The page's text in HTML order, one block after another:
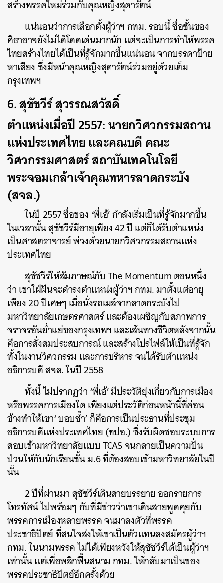
สร้างพรรคใหม่ร่วมกับคุณหญิงสุดารัตน์
แน่นอนว่าการเลือกตั้งผู้ว่าฯ กทม. รอบนี้ ชื่อชั้นของ
ศิธาอาจยังไม่ได้โดดเด่นมากนัก แต่จะเป็นการทำให้พรรค
ไทยสร้างไทยได้เป็นที่รู้จักมากขึ้นแน่นอน จากบรรดาป้าย
หาเสียง ซึ่งมีหน้าคุณหญิงสุดารัตน์ร่วมอยู่ด้วยเต็ม
กรุงเทพฯ
6. สุชัชวีร์ สุวรรณสวัสดิ์
ตำแหน่งเมื่อปี 2557: นายกวิศวกรรมสถาน
แห่งประเทศไทย และคณบดี คณะ
วิศวกรรมศาสตร์ สถาบันเทคโนโลยี
พระจอมเกล้าเจ้าคุณทหารลาดกระบัง
(สจล.)
ในปี 2557 ชื่อของ ‘พี่เอ้’ กำลังเริ่มเป็นที่รู้จักมากขึ้น
ในเวลานั้น สุชัชวีร์มีอายุเพียง 42 ปี แต่ก็ได้รับตำแหน่ง
เป็นศาสตราจารย์ พ่วงด้วยนายกวิศวกรรมสถานแห่ง
ประเทศไทย
สุชัชวีร์ให้สัมภาษณ์กับ The Momentum ตอนหนึ่ง
ว่า เขาใฝ่ฝันจะดำรงตำแหน่งผู้ว่าฯ กทม. มาตั้งแต่อายุ
เพียง 20 ปีเศษๆ เมื่อนั่งรถเมล์จากลาดกระบังไป
มหาวิทยาลัยเกษตรศาสตร์ และต้องเผชิญกับสภาพการ
จราจรอันย่ำแย่ของกรุงเทพฯ และเส้นทางชีวิตหลังจากนั้น
คือการสั่งสมประสบการณ์ และสร้างโปรไฟล์ให้เป็นที่รู้จัก
ทั้งในงานวิศวกรรม และการบริหาร จนได้รับตำแหน่ง
อธิการบดี สจล. ในปี 2558
ทั้งนี้ ไม่ปรากฏว่า ‘พี่เอ้’ มีประวัติยุ่งเกี่ยวกับการเมือง
หรือพรรคการเมืองใด เพียงแต่ประวัติก่อนหน้านี้ที่ค่อน
ข้างทำให้เขา‘ บอบช้ำ’ ก็คือการเป็นประธานที่ประชุม
อธิการบดีแห่งประเทศไทย (ทปอ.) ซึ่งรับผิดชอบระบบการ
สอบเข้ามหาวิทยาลัยแบบ TCAS จนกลายเป็นความปั่น
ป่วนให้กับนักเรียนชั้น ม.6 ที่ต้องสอบเข้ามหาวิทยาลัยในปี
นั้น
2 ปีที่ผ่านมา สุชัชวีร์เดินสายบรรยาย ออกรายการ
โทรทัศน์ ไปพร้อมๆ กับที่มีข่าวว่าเขาเดินสายพูดคุยกับ
พรรคการเมืองหลายพรรค จนมาลงตัวที่พรรค
ประชาธิปัตย์ ที่สนใจส่งให้เขาเป็นตัวแทนลงสมัครผู้ว่าฯ
กทม. ในนามพรรค ไม่ได้เพียงหวังให้สุชัชวีร์ได้เป็นผู้ว่าฯ
เท่านั้น แต่เพื่อพลิกฟื้นสนาม กทม. ให้กลับมาเป็นของ
พรรคประชาธิปัตย์อีกครั้งด้วย